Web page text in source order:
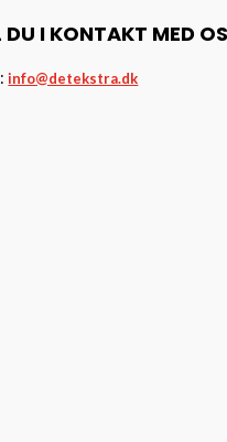
DU I KONTAKT MED
info@detekstra.dk